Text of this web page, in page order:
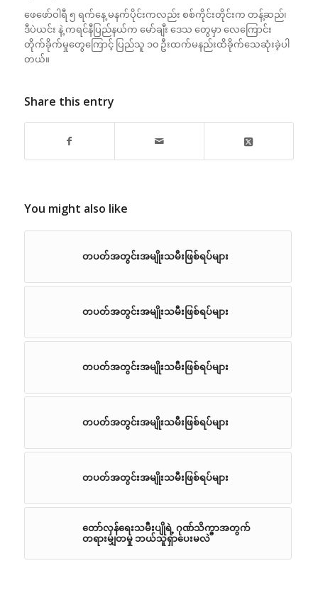
​ဖေ​ဖော်ဝါရီ ၅ ရက်နေ့ မနက်ပိုင်းကလည်း စစ်ကိုင်းတိုင်းက တန့်ဆည်၊
ဒီပဲယင်း နဲ့ ကရင်နီပြည်နယ်က မော်ချီး ဒေသ တွေမှာ လေကြောင်း
တိုက်ခိုက်မှုတွေကြောင့် ပြည်သူ ၁၀ ဦးထက်မနည်းထိခိုက်သေဆုံးခဲ့ပါ
တယ်။
Share this entry
You might also like
တပတ်အတွင်းအမျိုးသမီးဖြစ်ရပ်များ
တပတ်အတွင်းအမျိုးသမီးဖြစ်ရပ်များ
တပတ်အတွင်းအမျိုးသမီးဖြစ်ရပ်များ
တပတ်အတွင်းအမျိုးသမီးဖြစ်ရပ်များ
တပတ်အတွင်းအမျိုးသမီးဖြစ်ရပ်များ
တော်လှန်ရေးသမီးပျိုရဲ့ ဂုဏ်သိက္ခာအတွက်
တရားမျှတမှု ဘယ်သူရှာပေးမလဲ